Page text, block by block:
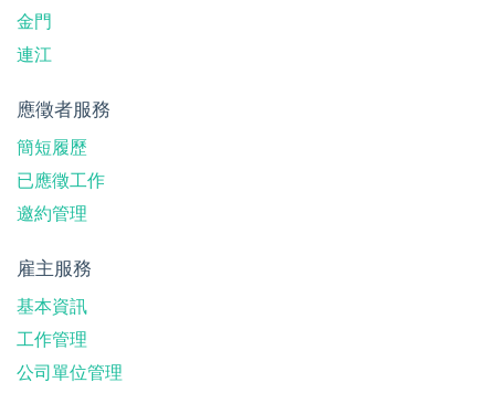
金門
連江
應徵者服務
簡短履歷
已應徵工作
邀約管理
雇主服務
基本資訊
工作管理
公司單位管理